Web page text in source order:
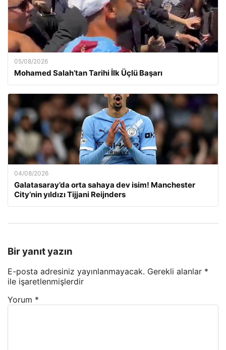
05/08/2026
Mohamed Salah’tan Tarihi İlk Üçlü Başarı
04/08/2026
Galatasaray’da orta sahaya dev isim! Manchester
City’nin yıldızı Tijjani Reijnders
Bir yanıt yazın
E-posta adresiniz yayınlanmayacak. Gerekli alanlar *
ile işaretlenmişlerdir
Yorum *